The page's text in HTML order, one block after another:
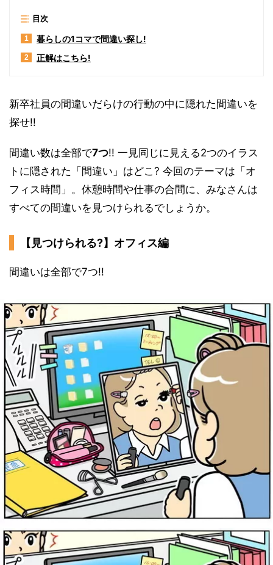
目次
1 暮らしの1コマで間違い探し!
2 正解はこちら!
新卒社員の間違いだらけの行動の中に隠れた間違いを
探せ!!
間違い数は全部で7つ!! 一見同じに見える2つのイラス
トに隠された「間違い」はどこ? 今回のテーマは「オ
フィス時間」。休憩時間や仕事の合間に、みなさんは
すべての間違いを見つけられるでしょうか。
【見つけられる?】オフィス編
間違いは全部で7つ!!